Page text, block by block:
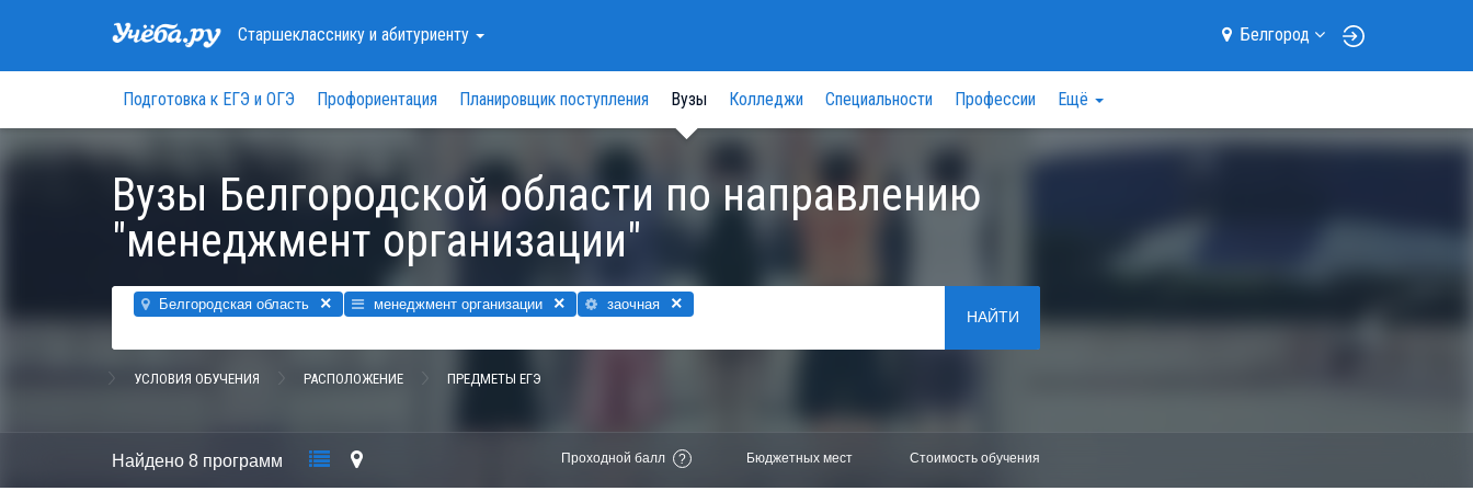
Старшеклассникуи абитуриенту Белгород
Подготовка к ЕГЭ и ОГЭ Профориентация Планировщик поступления Вузы Колледжи Специальности Профессии Ещё
Вузы Белгородской области по направлению
"менеджмент организации"
Белгородская область × менеджмент организации × заочная ×
НАЙТИ
УСЛОВИЯ ОБУЧЕНИЯ РАСПОЛОЖЕНИЕ ПРЕДМЕТЫ ЕГЭ
Найдено 8 программ Проходной балл ? Бюджетных мест Стоимость обучения